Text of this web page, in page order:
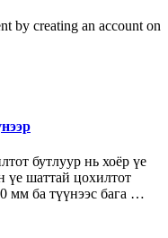
by creating an account on
бутлуур нь хоёр үе
үе шаттай цохилтот
мм ба түүнээс бага …